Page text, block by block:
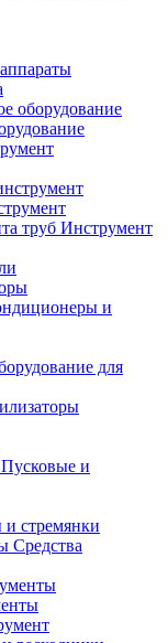
оборудование
Инструмент
и
для
Пусковые и
стремянки
Средства